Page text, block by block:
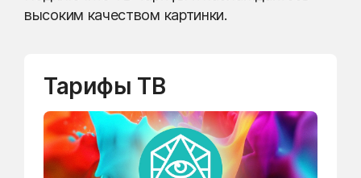
высоким качеством картинки.
Тарифы ТВ